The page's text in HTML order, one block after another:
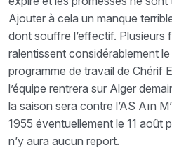
Ajouter à cela un manque
dont souffre l’effectif. Plusieurs
ralentissent considérablement
programme de travail de Chérif
l’équipe rentrera sur Alger
la saison sera contre l’AS Aïn
1955 éventuellement le 11 août
n’y aura aucun report.